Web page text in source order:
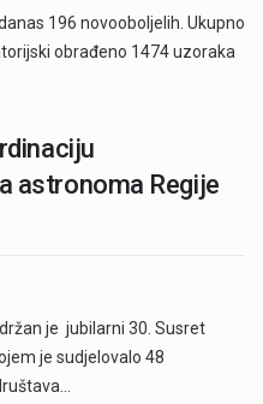
196 novooboljelih. Ukupno
obrađeno 1474 uzoraka
astronoma Regije
je jubilarni 30. Susret
je sudjelovalo 48